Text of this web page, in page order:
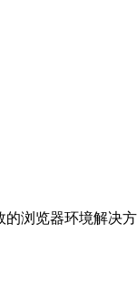
的浏览器环境解决方